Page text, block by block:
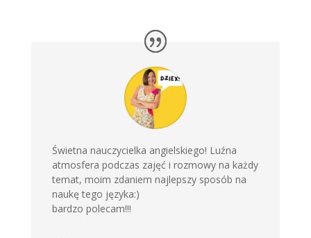
Świetna nauczycielka angielskiego! Luźna
atmosfera podczas zajęć i rozmowy na każdy
temat, moim zdaniem najlepszy sposób na
naukę tego języka:)
bardzo polecam!!!